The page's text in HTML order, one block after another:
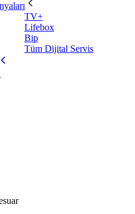
TV+
Lifebox
Bip
Tüm Dijital Servis